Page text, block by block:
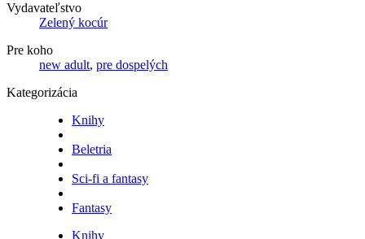
Vydavateľstvo
Zelený kocúr
Pre koho
new adult, pre dospelých
Kategorizácia
Knihy
Beletria
Sci-fi a fantasy
Fantasy
Knihy